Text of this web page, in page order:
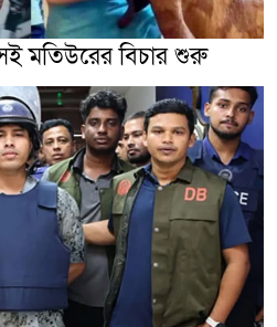
মতিউরের বিচার শুরু